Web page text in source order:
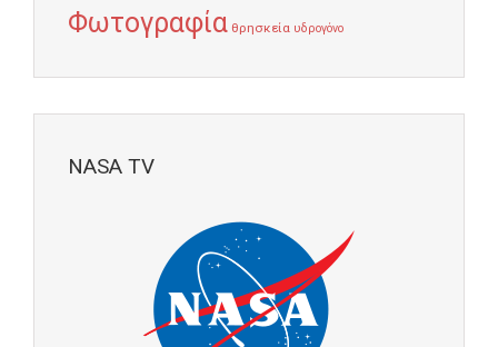
Φωτογραφία θρησκεία υδρογόνο
NASA TV